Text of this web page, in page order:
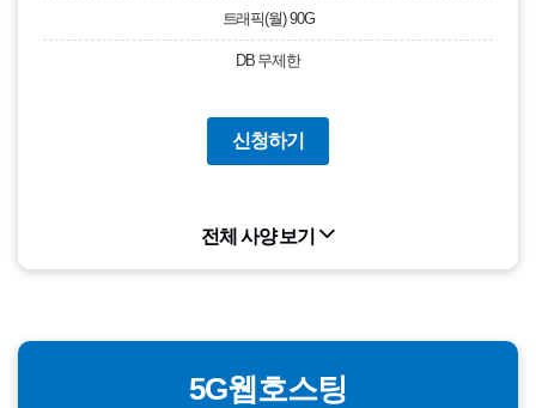
트래픽(월) 90G
DB 무제한
신청하기
전체 사양 보기
5G웹호스팅